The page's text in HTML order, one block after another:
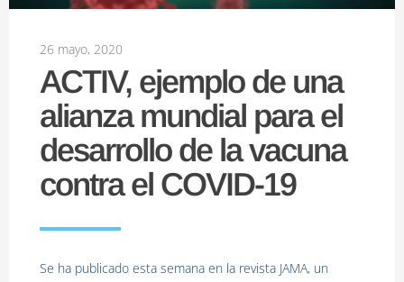
26 mayo, 2020
ACTIV, ejemplo de una
alianza mundial para el
desarrollo de la vacuna
contra el COVID-19
Se ha publicado esta semana en la revista JAMA, un